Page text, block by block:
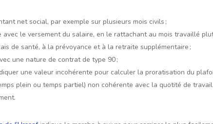
net social, par exemple sur plusieurs mois civils ;
le versement du salaire, en le rattachant au mois travaillé
de santé, à la prévoyance et à la retraite supplémentaire ;
une nature de contrat de type 90 ;
une valeur incohérente pour calculer la proratisation du
plein ou temps partiel) non cohérente avec la quotité de